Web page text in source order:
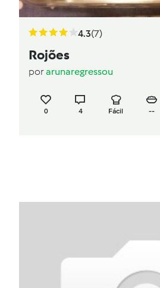
4.3(7)
Rojões
porarunaregressou
0 4 Fácil --